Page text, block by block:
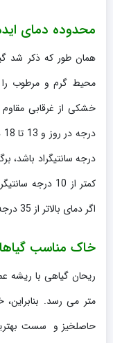
محدوده دمای
همان طور که ذکر شد
محیط گرم و مرطوب را
درجه سانتیگراد باشد،
کمتر از 10
اگر دمای بالاتر از 35 درجه سانتیگراد باشد برگها ریزش می کنند.
خاک مناسب
متر می رسد.
حاصلخیز و سست